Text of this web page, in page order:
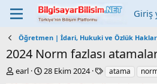
Giriş
Öğretmen | İdari, Hukuki ve Özlük
2024 Norm fazlası
K
earl
B
28 Ekim 2024
Eatama